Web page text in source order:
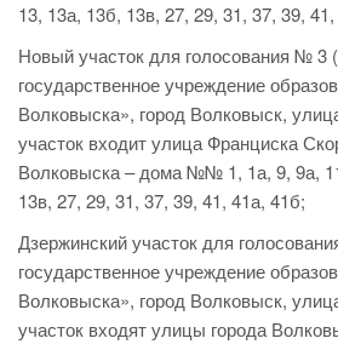
13, 13а, 13б, 13в, 27, 29, 31, 37, 39,
Новый участок для голосования № 3
государственное учреждение
Волковыска», город Волковыск,
участок входит улица Франциска
Волковыска – дома №№ 1, 1а, 9, 9а,
13в, 27, 29, 31, 37, 39, 41, 41а, 41б;
Дзержинский участок для
государственное учреждение
Волковыска», город Волковыск,
участок входят улицы города